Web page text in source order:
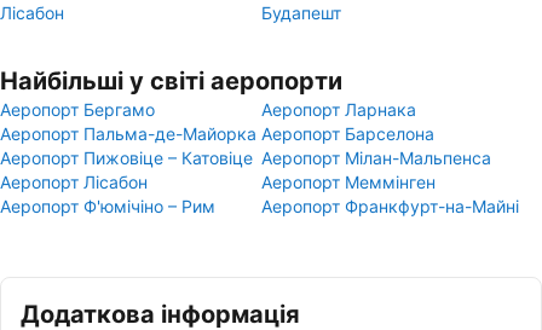
Лісабон
Будапешт
Найбільші у світі аеропорти
Аеропорт Бергамо
Аеропорт Ларнака
Аеропорт Пальма-де-Майорка Аеропорт Барселона
Аеропорт Пижовіце – Катовіце Аеропорт Мілан-Мальпенса
Аеропорт Лісабон
Аеропорт Меммінген
Аеропорт Ф'юмічіно – Рим
Аеропорт Франкфурт-на-Майні
Додаткова інформація